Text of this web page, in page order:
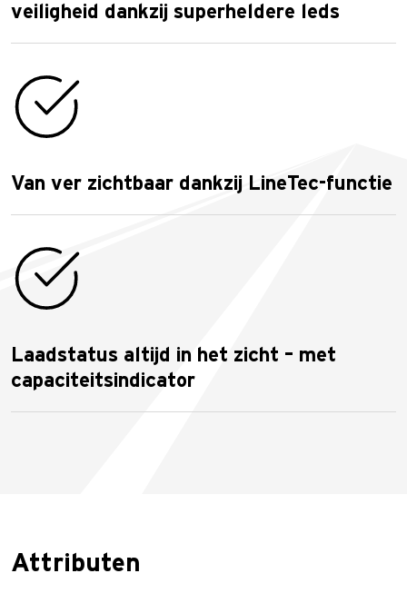
veiligheid dankzij superheldere leds
Van ver zichtbaar dankzij LineTec-functie
Laadstatus altijd in het zicht – met
capaciteitsindicator
Attributen